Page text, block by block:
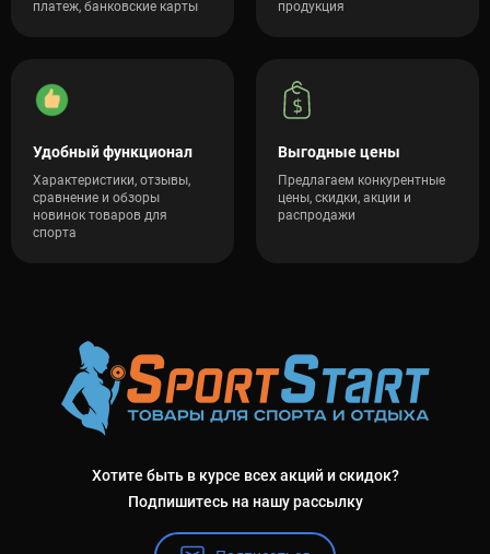
платеж, банковские карты
продукция
Удобный функционал
Характеристики, отзывы,
сравнение и обзоры
новинок товаров для
спорта
Выгодные цены
Предлагаем конкурентные
цены, скидки, акции и
распродажи
Хотите быть в курсе всех акций и скидок?
Подпишитесь на нашу рассылку